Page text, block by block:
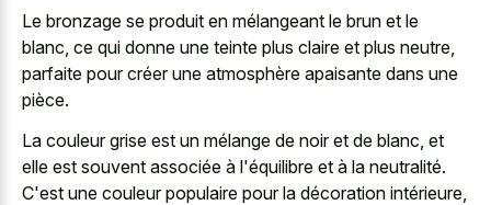
Le bronzage se produit en mélangeant le brun et le
blanc, ce qui donne une teinte plus claire et plus neutre,
parfaite pour créer une atmosphère apaisante dans une
pièce.
La couleur grise est un mélange de noir et de blanc, et
elle est souvent associée à l'équilibre et à la neutralité.
C'est une couleur populaire pour la décoration intérieure,